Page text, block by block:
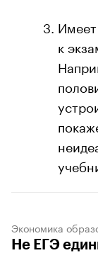
к
Экономика
Не ЕГЭ